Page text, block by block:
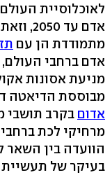
אדם עד
מתמודדת הן עם
אדם ברחבי העולם,
מניעת אסונות
מבוססת הדיאטה
אדום בקרב תושבי
מרחיקי לכת
הוועדה בין
בעיקר של תעשיית